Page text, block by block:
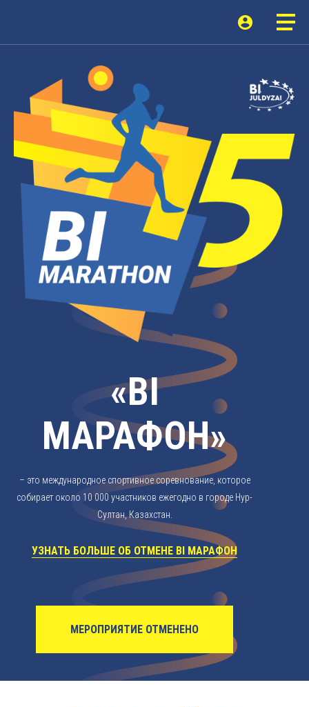
«BI
МАРАФОН»
– это международное спортивное соревнование, которое
собирает около 10 000 участников ежегодно в городе Нур-
Султан, Казахстан.
УЗНАТЬ БОЛЬШЕ ОБ ОТМЕНЕ BI МАРАФОН
МЕРОПРИЯТИЕ ОТМЕНЕНО